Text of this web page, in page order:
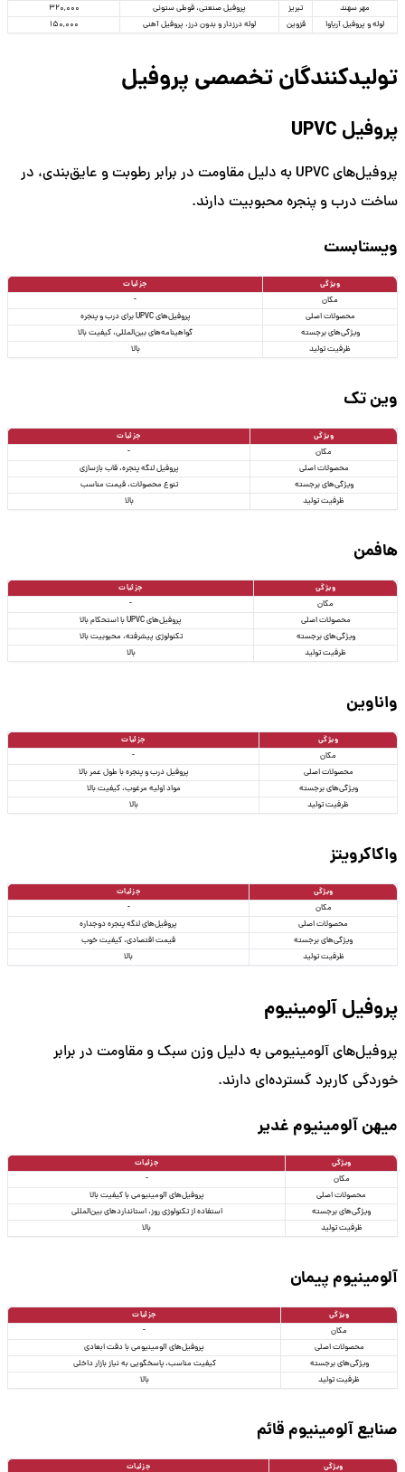
مهر سهند
تبریز پروفیل صنعتی، قوطی ستونی
320,000
لوله و پروفیل آریاوا
قزوین لوله درزدار و بدون درز، پروفیل آهنی 150,000
تولیدکنندگان تخصصی پروفیل
پروفیل UPVC
پروفیل‌های UPVC به دلیل مقاومت در برابر رطوبت و عایق‌بندی، در
ساخت درب و پنجره محبوبیت دارند.
ویستابست
ویژگی
جزئیات
مکان
-
محصولات اصلی
پروفیل‌های UPVC برای درب و پنجره
ویژگی‌های برجسته
گواهینامه‌های بین‌المللی، کیفیت بالا
ظرفیت تولید
بالا
وین تک
ویژگی
جزئیات
مکان
-
محصولات اصلی
پروفیل لنگه پنجره، قاب بازسازی
ویژگی‌های برجسته
تنوع محصولات، قیمت مناسب
ظرفیت تولید
بالا
هافمن
ویژگی
جزئیات
مکان
-
محصولات اصلی
پروفیل‌های UPVC با استحکام بالا
ویژگی‌های برجسته
تکنولوژی پیشرفته، محبوبیت بالا
ظرفیت تولید
بالا
واناوین
ویژگی
جزئیات
مکان
-
محصولات اصلی
پروفیل درب و پنجره با طول عمر بالا
ویژگی‌های برجسته
مواد اولیه مرغوب، کیفیت بالا
ظرفیت تولید
بالا
واکاکرویتز
ویژگی
جزئیات
مکان
-
محصولات اصلی
پروفیل‌های لنگه پنجره دوجداره
ویژگی‌های برجسته
قیمت اقتصادی، کیفیت خوب
ظرفیت تولید
بالا
پروفیل آلومینیوم
پروفیل‌های آلومینیومی به دلیل وزن سبک و مقاومت در برابر
خوردگی کاربرد گسترده‌ای دارند.
میهن آلومینیوم غدیر
ویژگی
جزئیات
مکان
-
محصولات اصلی
پروفیل‌های آلومینیومی با کیفیت بالا
ویژگی‌های برجسته
استفاده از تکنولوژی روز، استانداردهای بین‌المللی
ظرفیت تولید
بالا
آلومینیوم پیمان
ویژگی
جزئیات
مکان
-
محصولات اصلی
پروفیل‌های آلومینیومی با دقت ابعادی
ویژگی‌های برجسته
کیفیت مناسب، پاسخگویی به نیاز بازار داخلی
ظرفیت تولید
بالا
صنایع آلومینیوم قائم
ویژگی جزئیات